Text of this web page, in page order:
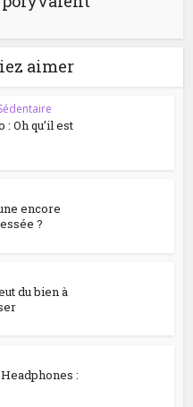
aimer
: Oh qu’il est
encore
?
du bien à
: